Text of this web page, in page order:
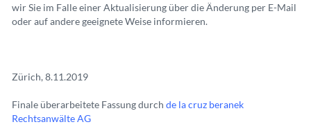
wir Sie im Falle einer Aktualisierung über die Änderung per E-Mail
oder auf andere geeignete Weise informieren.
Zürich, 8.11.2019
Finale überarbeitete Fassung durch de la cruz beranek
Rechtsanwälte AG